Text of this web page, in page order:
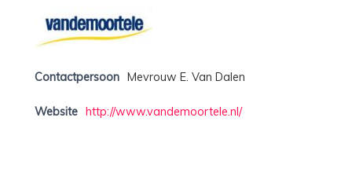
Contactpersoon Mevrouw E. Van Dalen
Website http://www.vandemoortele.nl/